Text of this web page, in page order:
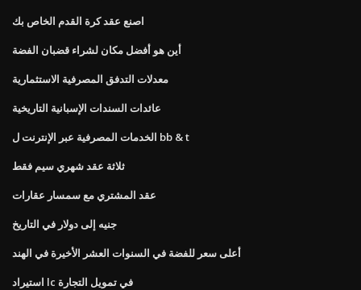
اصنع عقد كرة القدم الخاص بك
أين هو أفضل مكان لشراء قضبان الفضة
معدلات التدفق المصرفية الاستثمارية
عائدات السندات الإسبانية التاريخية
الخدمات المصرفية عبر الإنترنت ل bb & t
ثلاثة عقد شهري سيم فقط
عقد المشتري مع سمسار عقارات
جنيه إلى دولار في التاريخ
أعلى سعر للفضة في السنوات العشر الأخيرة في الهند
استيراد lc في تمويل التجارة